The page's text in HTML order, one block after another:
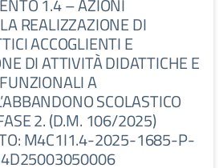
1.4 – AZIONI
REALIZZAZIONE DI
ACCOGLIENTI E
DI ATTIVITÀ DIDATTICHE E
A
SCOLASTICO
2. (D.M. 106/2025)
M4C1I1.4-2025-1685-P-